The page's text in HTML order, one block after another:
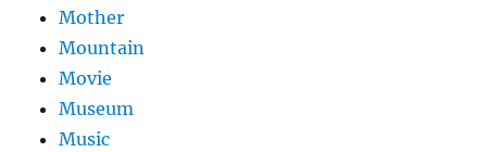
Mother
Mountain
Movie
Museum
Music